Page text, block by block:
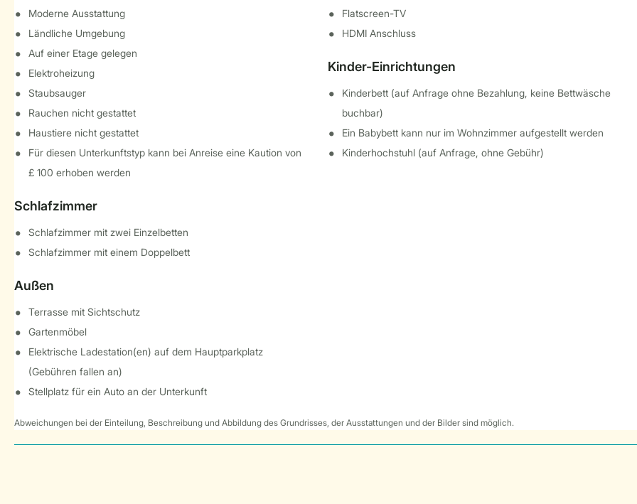
Moderne Ausstattung
Ländliche Umgebung
Auf einer Etage gelegen
Elektroheizung
Staubsauger
Rauchen nicht gestattet
Haustiere nicht gestattet
Für diesen Unterkunftstyp kann bei Anreise eine Kaution von
£ 100 erhoben werden
Schlafzimmer
Schlafzimmer mit zwei Einzelbetten
Schlafzimmer mit einem Doppelbett
Außen
Terrasse mit Sichtschutz
Gartenmöbel
Elektrische Ladestation(en) auf dem Hauptparkplatz
(Gebühren fallen an)
Stellplatz für ein Auto an der Unterkunft
Flatscreen-TV
HDMI Anschluss
Kinder-Einrichtungen
Kinderbett (auf Anfrage ohne Bezahlung, keine Bettwäsche
buchbar)
Ein Babybett kann nur im Wohnzimmer aufgestellt werden
Kinderhochstuhl (auf Anfrage, ohne Gebühr)
Abweichungen bei der Einteilung, Beschreibung und Abbildung des Grundrisses, der Ausstattungen und der Bilder sind möglich.